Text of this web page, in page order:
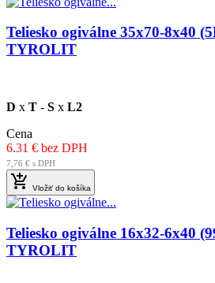
Teliesko ogiválne 35x70-8x40
TYROLIT
D x T - S x L2
Cena
6.31 € bez DPH
7,76 € s DPH
 Vložiť do košíka
Teliesko ogiválne 16x32-6x40
TYROLIT